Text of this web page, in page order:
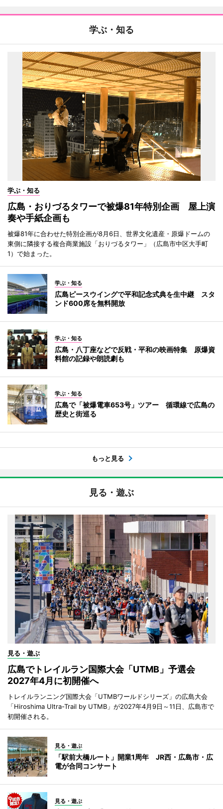
学ぶ・知る
学ぶ・知る
広島・おりづるタワーで被爆81年特別企画 屋上演
奏や手紙企画も
被爆81年に合わせた特別企画が8月6日、世界文化遺産・原爆ドームの
東側に隣接する複合商業施設「おりづるタワー」（広島市中区大手町
1）で始まった。
学ぶ・知る
広島ピースウイングで平和記念式典を生中継 スタ
ンド600席を無料開放
学ぶ・知る
広島・八丁座などで反戦・平和の映画特集 原爆資
料館の記録や朗読劇も
学ぶ・知る
広島で「被爆電車653号」ツアー 循環線で広島の
歴史と街巡る
もっと見る
見る・遊ぶ
見る・遊ぶ
広島でトレイルラン国際大会「UTMB」予選会
2027年4月に初開催へ
トレイルランニング国際大会「UTMBワールドシリーズ」の広島大会
「Hiroshima Ultra-Trail by UTMB」が2027年4月9日～11日、広島市で
初開催される。
見る・遊ぶ
「駅前大橋ルート」開業1周年 JR西・広島市・広
電が合同コンサート
見る・遊ぶ